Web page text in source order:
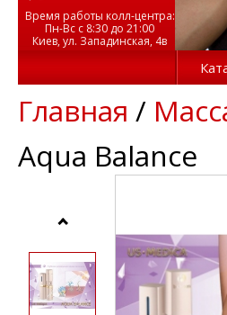
Время работы колл-центра:
Пн-Вс с 8:30 до 21:00
Киев, ул. Западинская, 4в
Главная /
Aqua Balance